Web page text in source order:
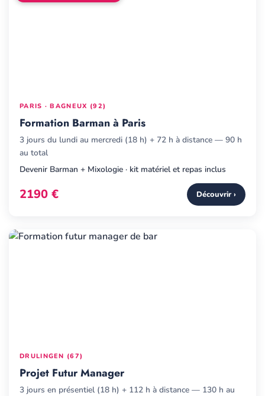
PARIS · BAGNEUX (92)
Formation Barman à Paris
3 jours du lundi au mercredi (18 h) + 72 h à distance — 90 h
au total
Devenir Barman + Mixologie · kit matériel et repas inclus
2190 € Découvrir ›
DRULINGEN (67)
Projet Futur Manager
3 jours en présentiel (18 h) + 112 h à distance — 130 h au